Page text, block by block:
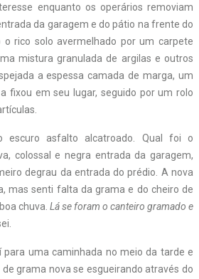
enquanto os operários removiam
da garagem e do pátio na frente do
o rico solo avermelhado por um carpete
mistura granulada de argilas e outros
a espessa camada de marga, um
fixou em seu lugar, seguido por um rolo
asfalto alcatroado. Qual foi o
colossal e negra entrada da garagem,
degrau da entrada do prédio. A nova
mas senti falta da grama e do cheiro de
chuva. Lá se foram o canteiro gramado e
para uma caminhada no meio da tarde e
grama nova se esgueirando através do